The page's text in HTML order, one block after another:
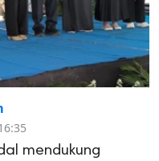
mendukung